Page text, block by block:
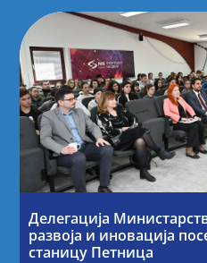
Делегација
развоја и иновација
станицу Петница